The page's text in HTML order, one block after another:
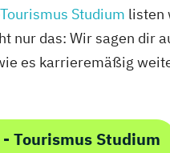
Studium listen
nur das: Wir sagen dir
es karrieremäßig
Tourismus Studium